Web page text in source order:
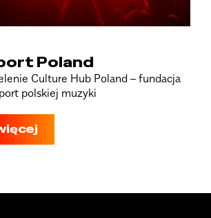
Poland
Culture Hub Poland – fundacja
polskiej muzyki